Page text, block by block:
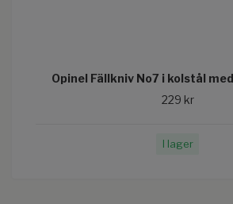
Opinel Fällkniv No7 i kolstål
229 kr
I lager